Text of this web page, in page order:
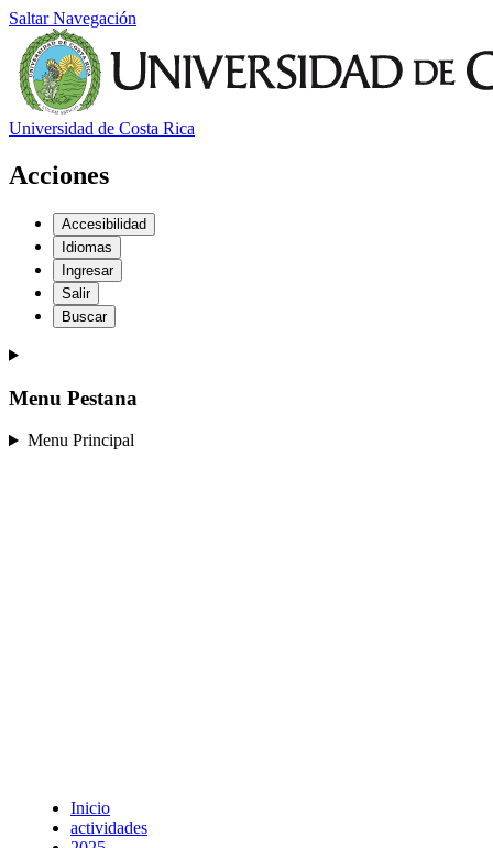
Saltar Navegación
Universidad de Costa Rica
Acciones
Accesibilidad
Idiomas
Ingresar
Salir
Buscar
Menu Pestana
Menu Principal
Inicio
actividades